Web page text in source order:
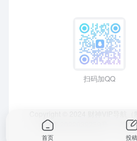
扫码加QQ
ICP备2022039259号
、 粤
首页 投稿